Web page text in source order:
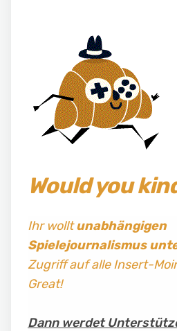
Would you
Ihr wolltunabhängigen
Spielejournalismus
Zugriff auf alle Insert-
Great!
Dann werdet